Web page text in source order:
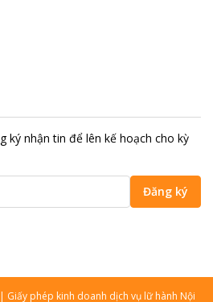
ký nhận tin để lên kế hoạch cho kỳ
Đăng ký
| Giấy phép kinh doanh dịch vụ lữ hành Nội